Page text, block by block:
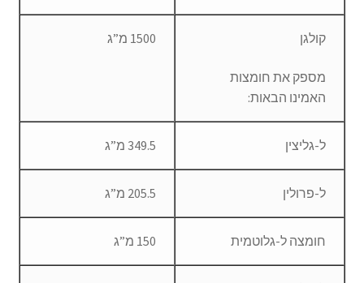
קולגן
מספק את חומצות
האמינו הבאות:
1500 מ”ג
ל-גליצין 349.5 מ”ג
ל-פרולין 205.5 מ”ג
חומצה ל-גלוטמית 150 מ”ג